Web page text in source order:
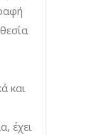
και
έχει